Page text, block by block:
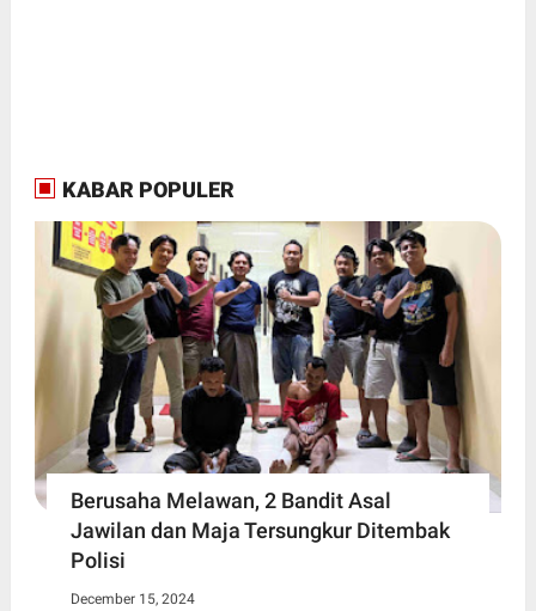
KABAR POPULER
Berusaha Melawan, 2 Bandit Asal
Jawilan dan Maja Tersungkur Ditembak
Polisi
December 15, 2024